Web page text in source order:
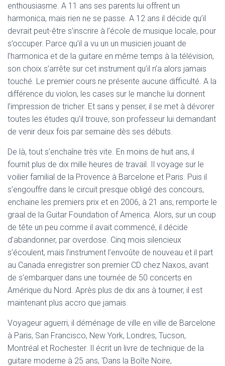
enthousiasme. A 11 ans ses parents lui offrent un
harmonica, mais rien ne se passe. A 12 ans il décide qu’il
devrait peut-être s’inscrire à l’école de musique locale, pour
s’occuper. Parce qu’il a vu un un musicien jouant de
l’harmonica et de la guitare en même temps à la télévision,
son choix s’arrête sur cet instrument qu’il n’a alors jamais
touché. Le premier cours ne présente aucune difficulté. A la
différence du violon, les cases sur le manche lui donnent
l’impression de tricher. Et sans y penser, il se met à dévorer
toutes les études qu’il trouve, son professeur lui demandant
de venir deux fois par semaine dès ses débuts.
De là, tout s’enchaîne très vite. En moins de huit ans, il
fournit plus de dix mille heures de travail. Il voyage sur le
voilier familial de la Provence à Barcelone et Paris. Puis il
s’engouffre dans le circuit presque obligé des concours,
enchaine les premiers prix et en 2006, à 21 ans, remporte le
graal de la Guitar Foundation of America. Alors, sur un coup
de tête un peu comme il avait commencé, il décide
d’abandonner, par overdose. Cinq mois silencieux
s’écoulent, mais l’instrument l’envoûte de nouveau et il part
au Canada enregistrer son premier CD chez Naxos, avant
de s’embarquer dans une tournée de 50 concerts en
Amérique du Nord. Après plus de dix ans à tourner, il est
maintenant plus accro que jamais.
Voyageur aguerri, il déménage de ville en ville de Barcelone
à Paris, San Francisco, New York, Londres, Tucson,
Montréal et Rochester. Il écrit un livre de technique de la
guitare moderne à 25 ans, ‘Dans la Boîte Noire,